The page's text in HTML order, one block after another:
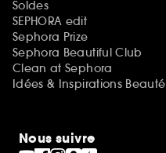
Soldes
SEPHORA edit
Sephora Prize
Sephora Beautiful Club
Clean at Sephora
Idées & Inspirations Beauté
Nous suivre